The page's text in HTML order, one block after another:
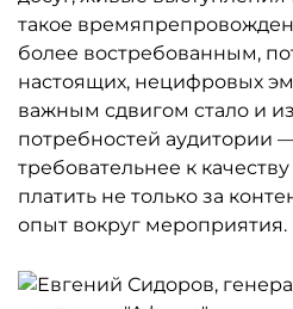
такое
более востребованным,
настоящих, нецифровых
важным сдвигом стало и
потребностей аудитории
требовательнее к качеству
платить не только за
опыт вокруг мероприятия.